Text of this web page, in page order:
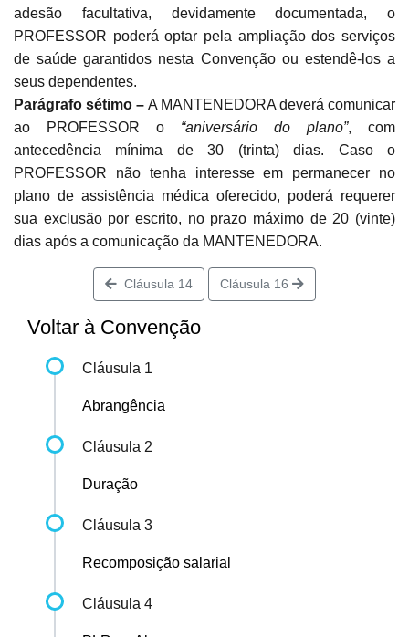
adesão facultativa, devidamente documentada, o
PROFESSOR poderá optar pela ampliação dos serviços
de saúde garantidos nesta Convenção ou estendê-los a
seus dependentes.
Parágrafo sétimo – A MANTENEDORA deverá comunicar
ao PROFESSOR o “aniversário do plano”, com
antecedência mínima de 30 (trinta) dias. Caso o
PROFESSOR não tenha interesse em permanecer no
plano de assistência médica oferecido, poderá requerer
sua exclusão por escrito, no prazo máximo de 20 (vinte)
dias após a comunicação da MANTENEDORA.
Cláusula 14 Cláusula 16
Voltar à Convenção
Cláusula 1
Abrangência
Cláusula 2
Duração
Cláusula 3
Recomposição salarial
Cláusula 4